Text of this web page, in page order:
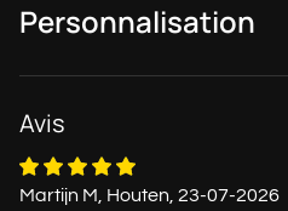
Personnalisation
Avis
Martijn M, Houten, 23-07-2026